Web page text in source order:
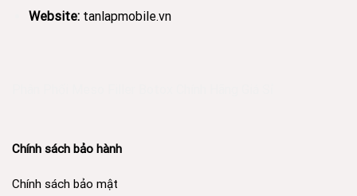
Website: tanlapmobile.vn
Chính sách bảo hành
Chính sách bảo mật